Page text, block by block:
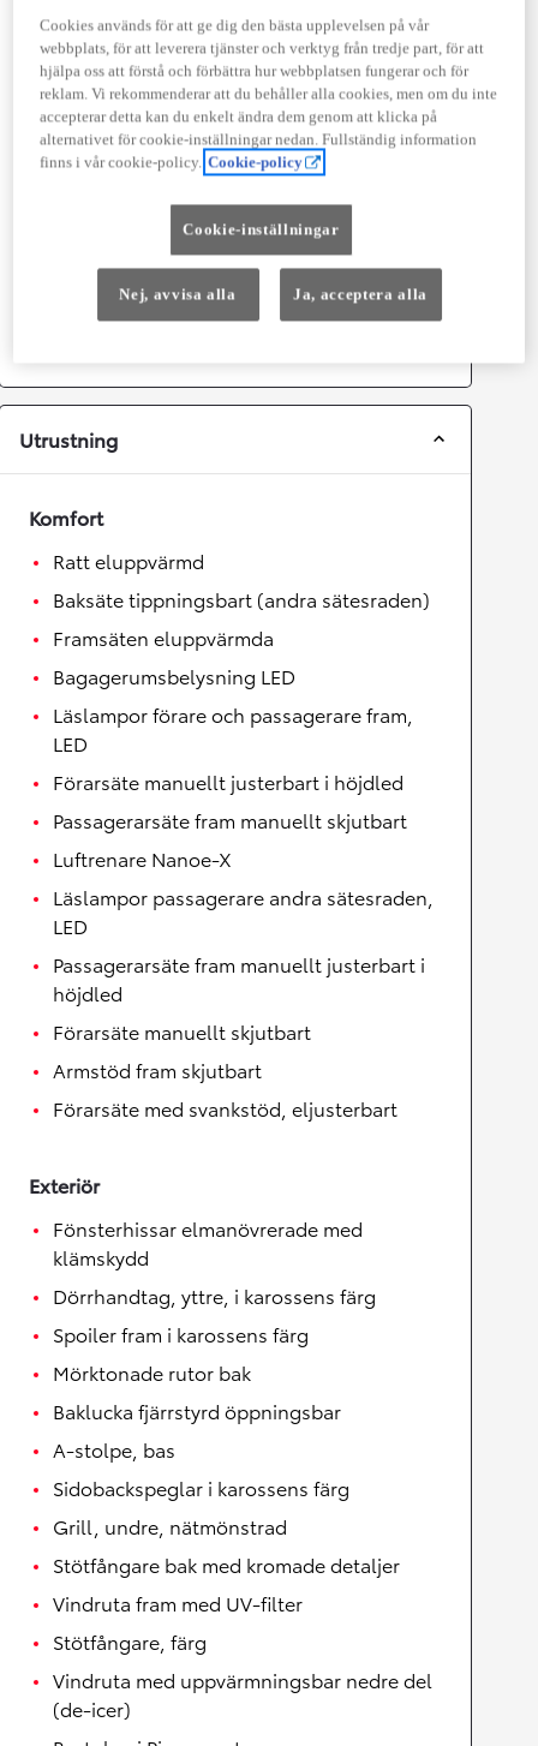
Cylindrar
Kapacitet
1 798 cc
Effekt
103kw (140 hk)
Prestanda
Acceleration 0-100km/h
9,4
Framhjulsdrift
Utrustning
Komfort
Ratt eluppvärmd
Baksäte tippningsbart (andra sätesraden)
Framsäten eluppvärmda
Bagagerumsbelysning LED
Läslampor förare och passagerare fram,
LED
Förarsäte manuellt justerbart i höjdled
Passagerarsäte fram manuellt skjutbart
Luftrenare Nanoe-X
Läslampor passagerare andra sätesraden,
LED
Passagerarsäte fram manuellt justerbart i
höjdled
Förarsäte manuellt skjutbart
Armstöd fram skjutbart
Förarsäte med svankstöd, eljusterbart
Exteriör
Fönsterhissar elmanövrerade med
klämskydd
Dörrhandtag, yttre, i karossens färg
Spoiler fram i karossens färg
Mörktonade rutor bak
Baklucka fjärrstyrd öppningsbar
A-stolpe, bas
Sidobackspeglar i karossens färg
Grill, undre, nätmönstrad
Stötfångare bak med kromade detaljer
Vindruta fram med UV-filter
Stötfångare, färg
Vindruta med uppvärmningsbar nedre del
(de-icer)
Cookies används för att ge dig den bästa upplevelsen på vår
webbplats, för att leverera tjänster och verktyg från tredje part, för att
hjälpa oss att förstå och förbättra hur webbplatsen fungerar och för
reklam. Vi rekommenderar att du behåller alla cookies, men om du inte
accepterar detta kan du enkelt ändra dem genom att klicka på
alternativet för cookie-inställningar nedan. Fullständig information
finns i vår cookie-policy. Cookie-policy
Cookie-inställningar
Nej, avvisa alla Ja, acceptera alla